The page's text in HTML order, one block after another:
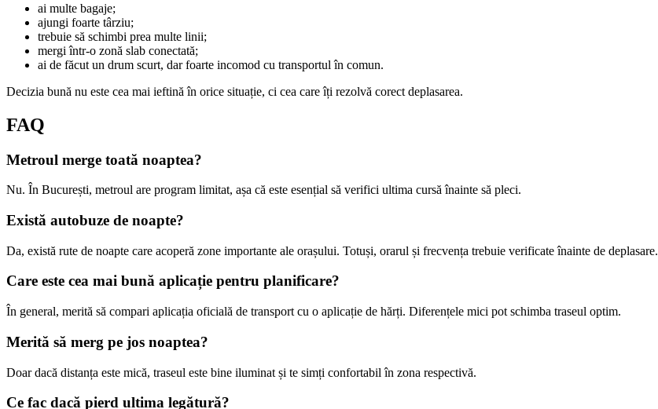
ai multe bagaje;
ajungi foarte târziu;
trebuie să schimbi prea multe linii;
mergi într-o zonă slab conectată;
ai de făcut un drum scurt, dar foarte incomod cu transportul în comun.
Decizia bună nu este cea mai ieftină în orice situație, ci cea care îți rezolvă corect deplasarea.
FAQ
Metroul merge toată noaptea?
Nu. În București, metroul are program limitat, așa că este esențial să verifici ultima cursă înainte să pleci.
Există autobuze de noapte?
Da, există rute de noapte care acoperă zone importante ale orașului. Totuși, orarul și frecvența trebuie verificate înainte de deplasare.
Care este cea mai bună aplicație pentru planificare?
În general, merită să compari aplicația oficială de transport cu o aplicație de hărți. Diferențele mici pot schimba traseul optim.
Merită să merg pe jos noaptea?
Doar dacă distanța este mică, traseul este bine iluminat și te simți confortabil în zona respectivă.
Ce fac dacă pierd ultima legătură?